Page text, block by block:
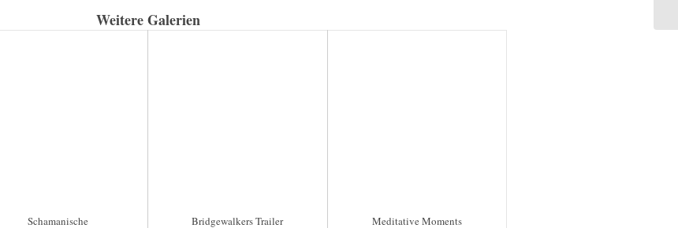
Weitere Galerien
Schamanische Bridgewalkers Trailer Meditative Moments